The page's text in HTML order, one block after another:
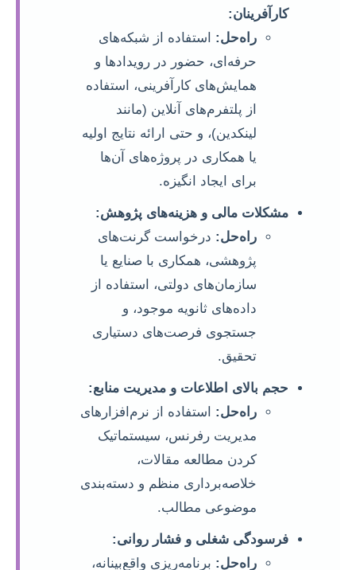
کارآفرینان:
راه‌حل: استفاده از شبکه‌های
حرفه‌ای، حضور در رویدادها و
همایش‌های کارآفرینی، استفاده
از پلتفرم‌های آنلاین (مانند
لینکدین)، و حتی ارائه نتایج اولیه
یا همکاری در پروژه‌های آن‌ها
برای ایجاد انگیزه.
مشکلات مالی و هزینه‌های پژوهش:
راه‌حل: درخواست گرنت‌های
پژوهشی، همکاری با صنایع یا
سازمان‌های دولتی، استفاده از
داده‌های ثانویه موجود، و
جستجوی فرصت‌های دستیاری
تحقیق.
حجم بالای اطلاعات و مدیریت منابع:
راه‌حل: استفاده از نرم‌افزارهای
مدیریت رفرنس، سیستماتیک
کردن مطالعه مقالات،
خلاصه‌برداری منظم و دسته‌بندی
موضوعی مطالب.
فرسودگی شغلی و فشار روانی:
راه‌حل: برنامه‌ریزی واقع‌بینانه،